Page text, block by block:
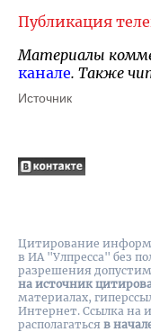
Публикация
Материалы
канале. Также
Источник
Цитирование
в ИА "Улпресса" без
разрешения
на источник
материалах,
Интернет. Ссылка на
располагаться в